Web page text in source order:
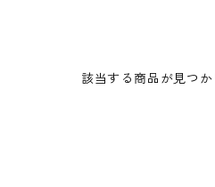
該当する商品が見つか